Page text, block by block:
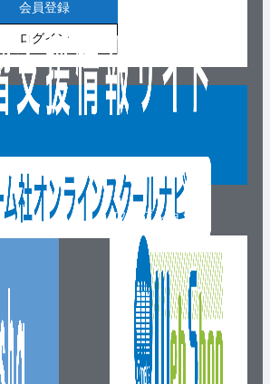
ン
会員登録
ログイン
ウェブショップ